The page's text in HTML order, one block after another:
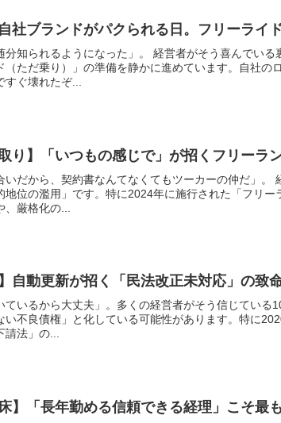
社ブランドがパクられる日。フリーライ
分知られるようになった」。 経営者がそう喜んでい
（ただ乗り）」の準備を静かに進めています。自社の
すぐ壊れたぞ...
り】「いつもの感じで」が招くフリーラ
いだから、契約書なんてなくてもツーカーの仲だ」。
地位の濫用」です。特に2024年に施行された「フリ
厳格化の...
自動更新が招く「民法改正未対応」の致
ているから大丈夫」。多くの経営者がそう信じている
不良債権」と化している可能性があります。特に
請法」の...
】「長年勤める信頼できる経理」こそ最